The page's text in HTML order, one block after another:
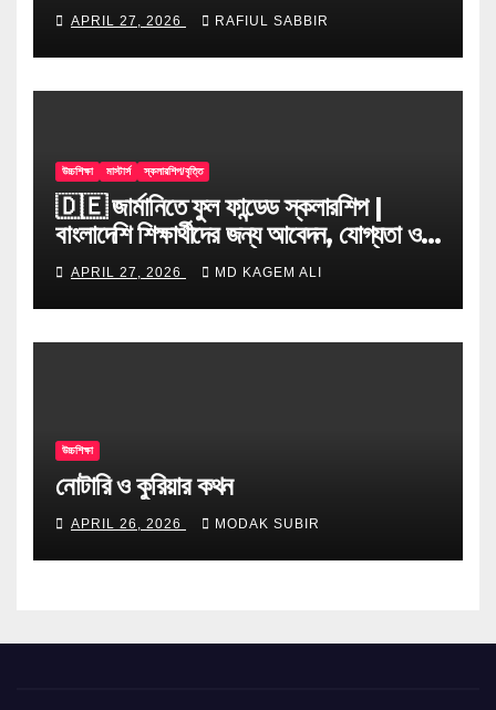
APRIL 27, 2026 RAFIUL SABBIR
উচ্চশিক্ষা মাস্টার্স স্কলারশিপ/বৃত্তি
🇩🇪 জার্মানিতে ফুল ফান্ডেড স্কলারশিপ |
বাংলাদেশি শিক্ষার্থীদের জন্য আবেদন, যোগ্যতা ও
টিপস
APRIL 27, 2026 MD KAGEM ALI
উচ্চশিক্ষা
নোটারি ও কুরিয়ার কথন
APRIL 26, 2026 MODAK SUBIR